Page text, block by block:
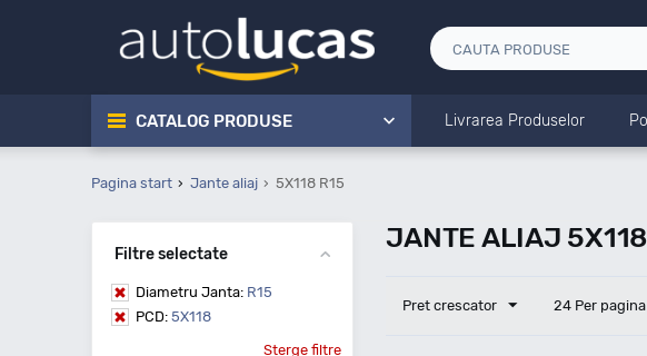
CATALOG PRODUSE Livrarea Produselor
Pagina start Jante aliaj 5X118 R15
JANTE ALIAJ
Pret crescator 24 Per pagina
Filtre selectate
Diametru Janta: R15
PCD: 5X118
Sterge filtre